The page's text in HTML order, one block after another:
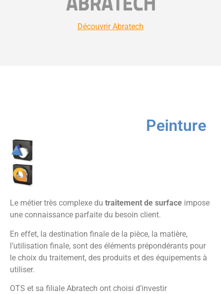
Découvrir Abratech
Peinture
Le métier très complexe du traitement de surface impose
une connaissance parfaite du besoin client.
En effet, la destination finale de la pièce, la matière,
l’utilisation finale, sont des éléments prépondérants pour
le choix du traitement, des produits et des équipements à
utiliser.
OTS et sa filiale Abratech ont choisi d’investir